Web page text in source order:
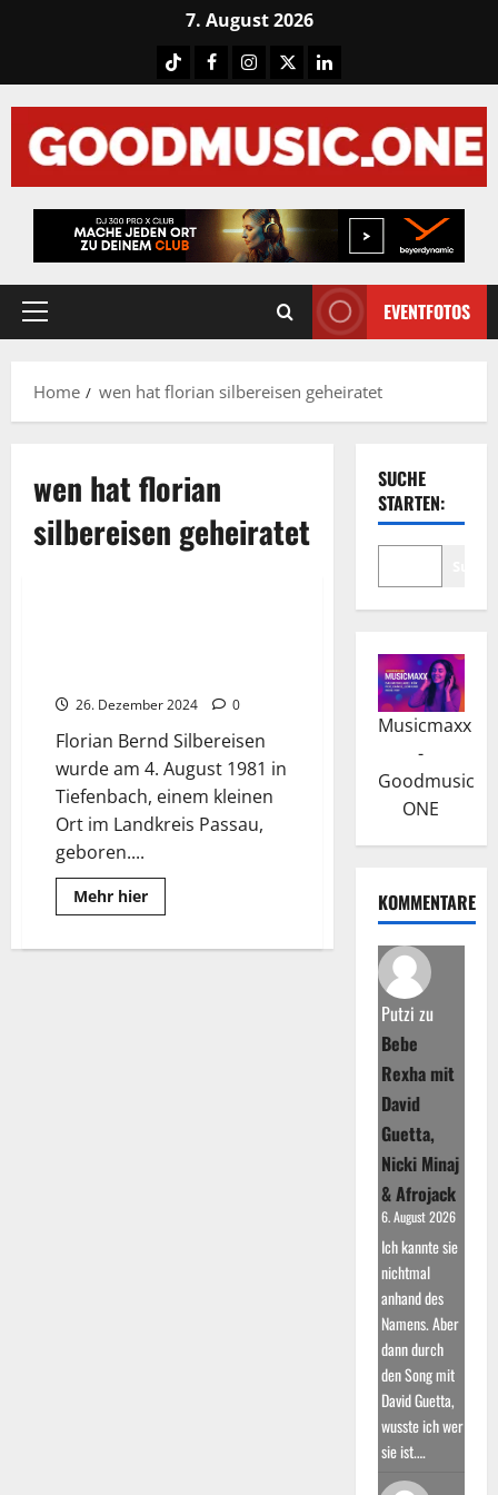
7. August 2026
TiktokFacebook
Instagram
X LinkedIN
Primary
EVENTFOTOS
Home wen hat florian silbereisen geheiratet
wen hat florian
silbereisen geheiratet
26. Dezember 2024 0
Florian Bernd Silbereisen
wurde am 4. August 1981 in
Tiefenbach, einem kleinen
Ort im Landkreis Passau,
geboren....
Mehr hierRead
more
Silbereisen:
SUCHE
STARTEN:
Musicmaxx
-
Goodmusic
ONE
KOMMENTARE
Putzi zu
Bebe
Rexha mit
David
Guetta,
Nicki Minaj
& Afrojack
6. August 2026
Ich kannte sie
nichtmal
anhand des
Namens. Aber
dann durch
den Song mit
David Guetta,
wusste ich wer
sie ist.…